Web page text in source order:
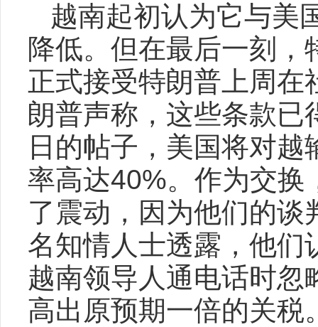
越南起初认为它与美
降低。但在最后一刻
正式接受特朗普上周在
朗普声称，这些条款已
日的帖子，美国将对越
率高达40%。作为交换
了震动，因为他们的
名知情人士透露，他们
越南领导人通电话时忽
高出原预期一倍的关税